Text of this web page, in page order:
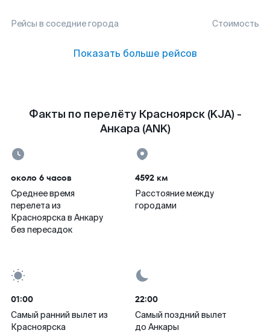
Рейсы в соседние города Стоимость
Показать больше рейсов
Факты по перелёту Красноярск (KJA) -
Анкара (ANK)
около 6 часов
Среднее время
перелета из
Красноярска в Анкару
без пересадок
4592 км
Расстояние между
городами
01:00
Самый ранний вылет из
Красноярска
22:00
Самый поздний вылет
до Анкары